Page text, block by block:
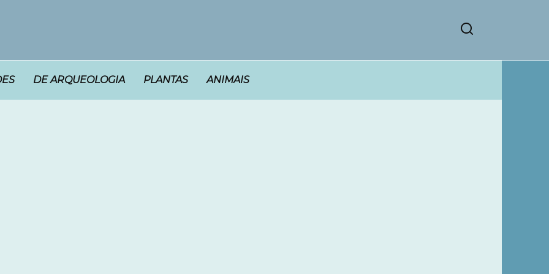
DE ARQUEOLOGIA PLANTAS ANIMAIS